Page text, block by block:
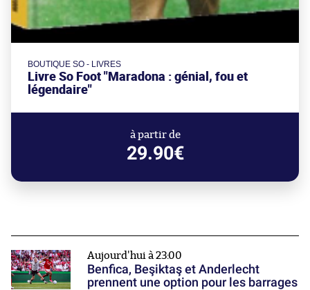
BOUTIQUE SO - LIVRES
Livre So Foot "Maradona : génial, fou et
légendaire"
à partir de
29.90€
Aujourd'hui à 23:00
Benfica, Beşiktaş et Anderlecht
prennent une option pour les barrages